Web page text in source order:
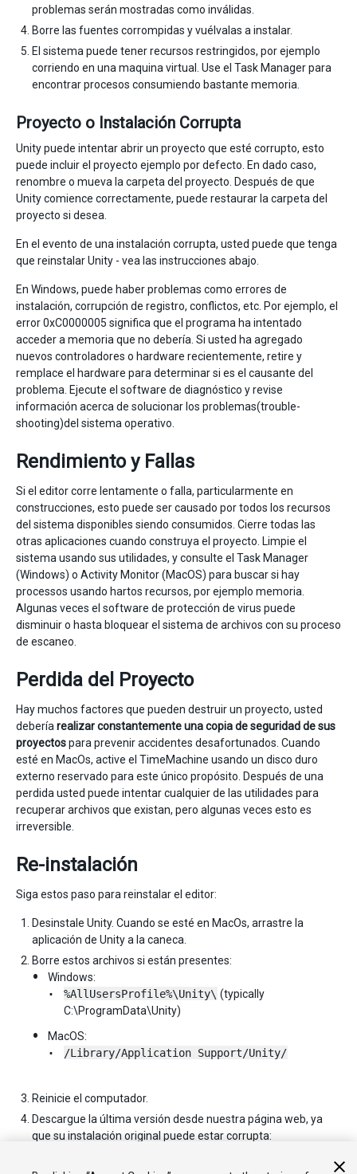
problemas serán mostradas como inválidas.
Borre las fuentes corrompidas y vuélvalas a instalar.
El sistema puede tener recursos restringidos, por ejemplo
corriendo en una maquina virtual. Use el Task Manager para
encontrar procesos consumiendo bastante memoria.
Proyecto o Instalación Corrupta
Unity puede intentar abrir un proyecto que esté corrupto, esto
puede incluir el proyecto ejemplo por defecto. En dado caso,
renombre o mueva la carpeta del proyecto. Después de que
Unity comience correctamente, puede restaurar la carpeta del
proyecto si desea.
En el evento de una instalación corrupta, usted puede que tenga
que reinstalar Unity - vea las instrucciones abajo.
En Windows, puede haber problemas como errores de
instalación, corrupción de registro, conflictos, etc. Por ejemplo, el
error 0xC0000005 significa que el programa ha intentado
acceder a memoria que no debería. Si usted ha agregado
nuevos controladores o hardware recientemente, retire y
remplace el hardware para determinar si es el causante del
problema. Ejecute el software de diagnóstico y revise
información acerca de solucionar los problemas(trouble-
shooting)del sistema operativo.
Rendimiento y Fallas
Si el editor corre lentamente o falla, particularmente en
construcciones, esto puede ser causado por todos los recursos
del sistema disponibles siendo consumidos. Cierre todas las
otras aplicaciones cuando construya el proyecto. Limpie el
sistema usando sus utilidades, y consulte el Task Manager
(Windows) o Activity Monitor (MacOS) para buscar si hay
processos usando hartos recursos, por ejemplo memoria.
Algunas veces el software de protección de virus puede
disminuir o hasta bloquear el sistema de archivos con su proceso
de escaneo.
Perdida del Proyecto
Hay muchos factores que pueden destruir un proyecto, usted
debería realizar constantemente una copia de seguridad de sus
proyectospara prevenir accidentes desafortunados. Cuando
esté en MacOs, active el TimeMachine usando un disco duro
externo reservado para este único propósito. Después de una
perdida usted puede intentar cualquier de las utilidades para
recuperar archivos que existan, pero algunas veces esto es
irreversible.
Re-instalación
Siga estos paso para reinstalar el editor:
Desinstale Unity. Cuando se esté en MacOs, arrastre la
aplicación de Unity a la caneca.
Borre estos archivos si están presentes:
Windows:
%AllUsersProfile%\Unity\ (typically
C:\ProgramData\Unity)
MacOS:
/Library/Application Support/Unity/
Reinicie el computador.
Descargue la última versión desde nuestra página web, ya
que su instalación original puede estar corrupta: